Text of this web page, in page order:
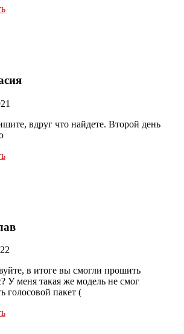
вдруг что найдете. Второй день
в итоге вы смогли прошить
У меня такая же модель не смог
голосовой пакет (